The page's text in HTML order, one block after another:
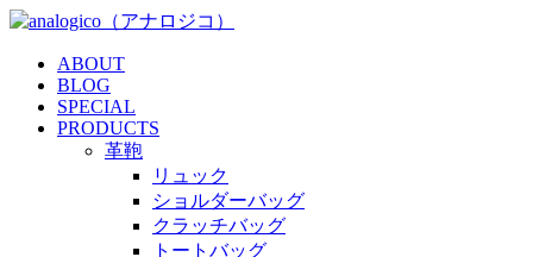
ABOUT
BLOG
SPECIAL
PRODUCTS
革鞄
リュック
ショルダーバッグ
クラッチバッグ
トートバッグ